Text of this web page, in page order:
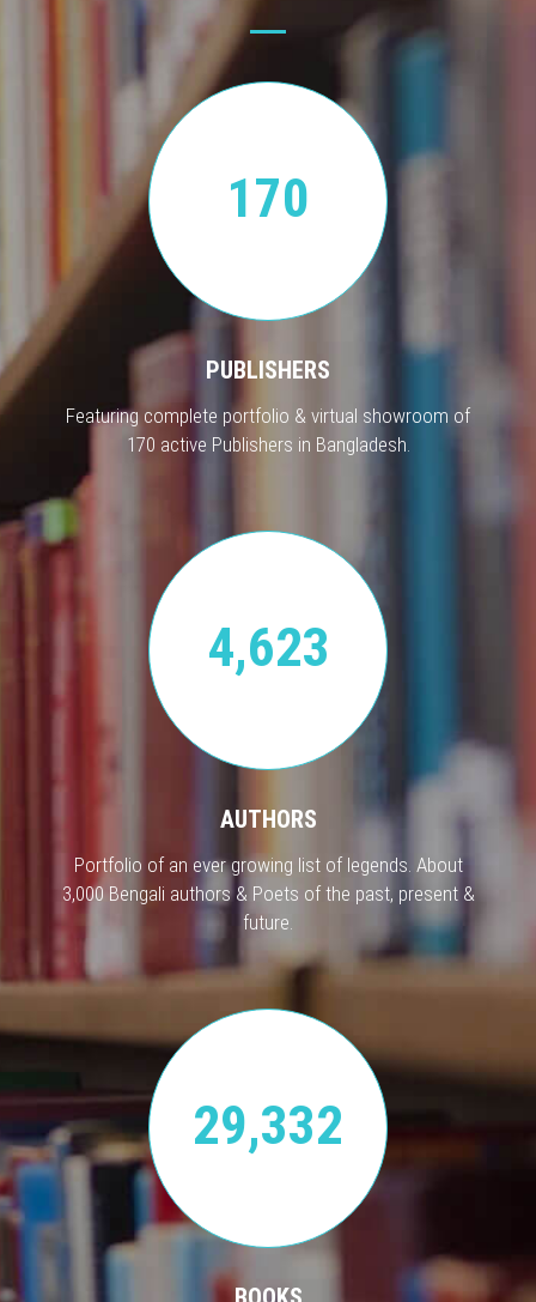
170
PUBLISHERS
Featuring complete portfolio & virtual showroom of
170 active Publishers in Bangladesh.
4,623
AUTHORS
Portfolio of an ever growing list of legends. About
3,000 Bengali authors & Poets of the past, present &
future.
29,332